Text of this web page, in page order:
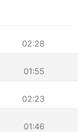
02:28
01:55
02:23
01:46